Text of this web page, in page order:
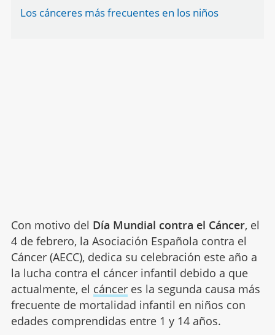
Los cánceres más frecuentes en los niños
Con motivo del Día Mundial contra el Cáncer, el
4 de febrero, la Asociación Española contra el
Cáncer (AECC), dedica su celebración este año a
la lucha contra el cáncer infantil debido a que
actualmente, el cánceres la segunda causa más
frecuente de mortalidad infantil en niños con
edades comprendidas entre 1 y 14 años.